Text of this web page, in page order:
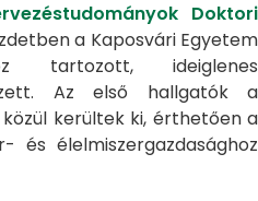
Doktori
a Kaposvári Egyetem
tartozott, ideiglenes
Az első hallgatók a
kerültek ki, érthetően a
és élelmiszergazdasághoz